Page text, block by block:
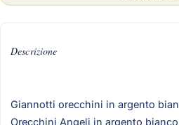
Descrizione
Giannotti orecchini in argento
Orecchini Angeli in argento